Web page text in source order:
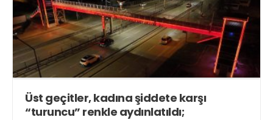
Üst geçitler, kadına şiddete karşı
“turuncu” renkle aydınlatıldı;